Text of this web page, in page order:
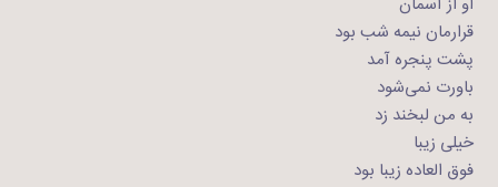
قرارمان نیمه شب بود
پشت پنجره آمد
باورت نمی‌شود
به من لبخند زد
خیلی زیبا
فوق العاده زیبا بود